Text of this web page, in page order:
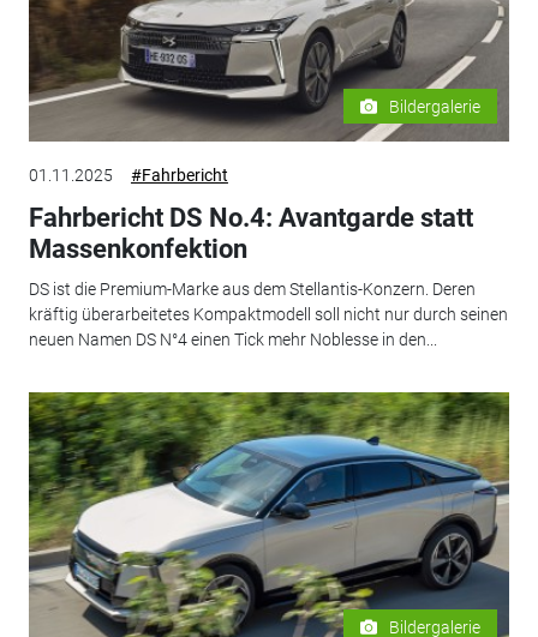
Bildergalerie
01.11.2025 #Fahrbericht
Fahrbericht DS No.4: Avantgarde statt
Massenkonfektion
DS ist die Premium-Marke aus dem Stellantis-Konzern. Deren
kräftig überarbeitetes Kompaktmodell soll nicht nur durch seinen
neuen Namen DS N°4 einen Tick mehr Noblesse in den...
Bildergalerie